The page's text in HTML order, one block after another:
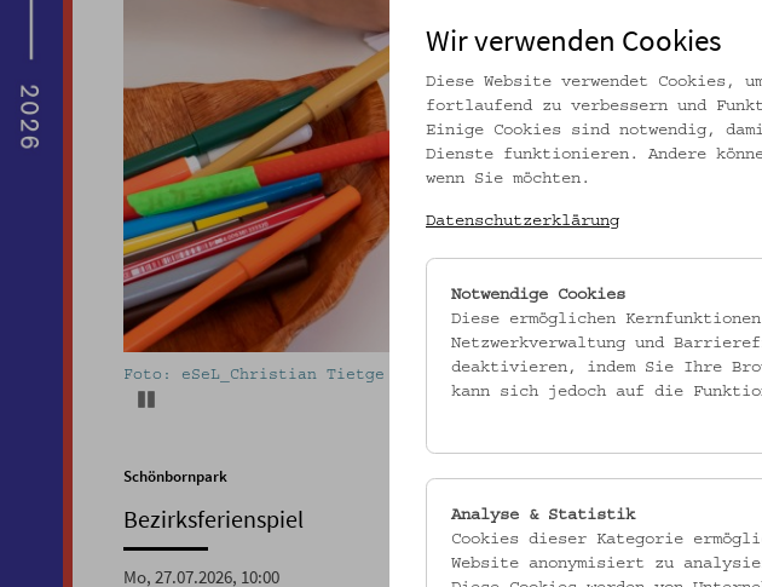
Foto: eSeL_Christian Tietge
Schönbornpark
Bezirksferienspiel
Mo, 27.07.2026, 10:00
Wir verwenden Cookies
Diese Website verwendet
fortlaufend zu verbessern und
Einige Cookies sind notwendig,
Dienste funktionieren. Andere
wenn Sie möchten.
Datenschutzerklärung
Notwendige Cookies
Diese ermöglichen
Netzwerkverwaltung und
deaktivieren, indem Sie Ihre
kann sich jedoch auf die
Analyse & Statistik
Cookies dieser Kategorie
Website anonymisiert zu